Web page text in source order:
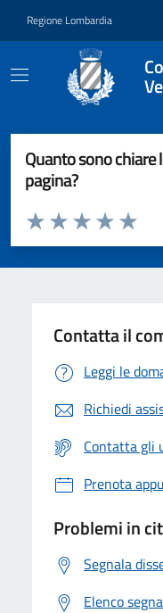
Regione Lombardia
Quanto sono
pagina?
Valuta da 1 a 5 stelle la
Valuta
Valuta 4
Valuta 3 stelle
Valuta 2 stelle su 5
Valuta 1 stelle su 5
Contatta il
Leggi le
Richiedi
Contatta gli
Prenota
Problemi in
Segnala
Elenco